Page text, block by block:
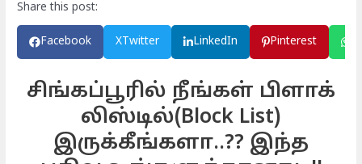
Share this post:
Facebook XTwitter LinkedIn Pinterest
சிங்கப்பூரில் நீங்கள் பிளாக்
லிஸ்டில்(Block List)
இருக்கீங்களா..?? இந்த